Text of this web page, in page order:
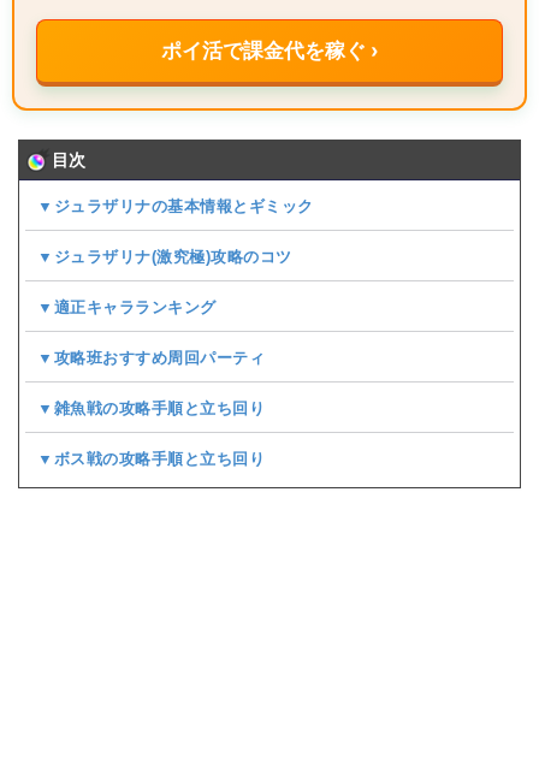
ポイ活で課金代を稼ぐ ›
目次
▼ジュラザリナの基本情報とギミック
▼ジュラザリナ(激究極)攻略のコツ
▼適正キャラランキング
▼攻略班おすすめ周回パーティ
▼雑魚戦の攻略手順と立ち回り
▼ボス戦の攻略手順と立ち回り